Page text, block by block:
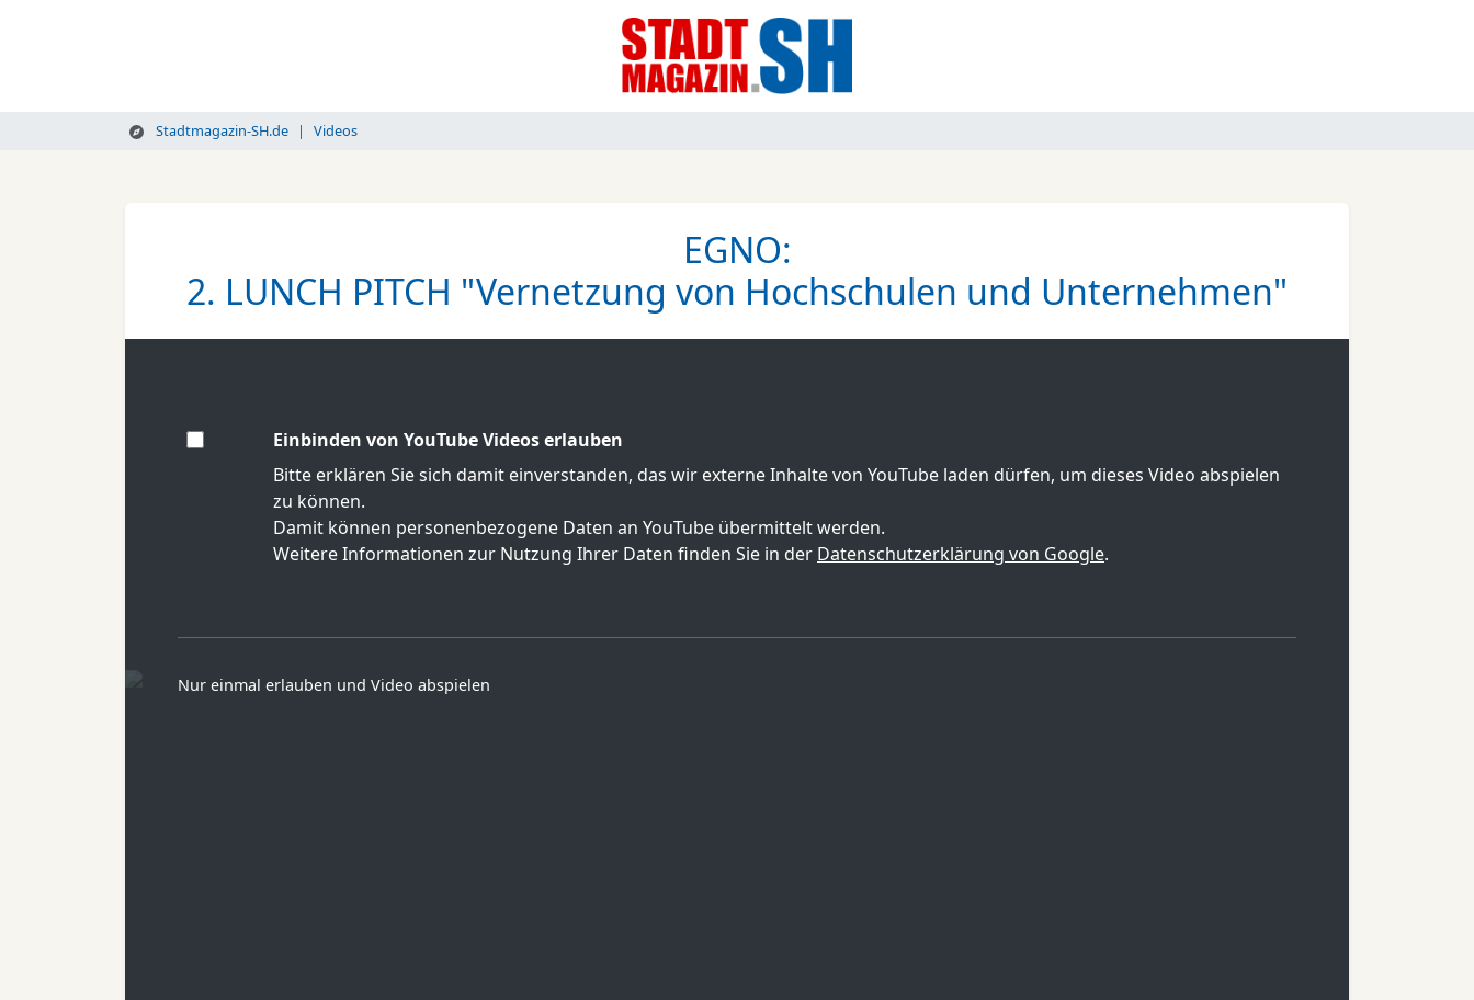
Stadtmagazin-SH.de Videos
EGNO:
2. LUNCH PITCH "Vernetzung von Hochschulen und Unternehmen"
Einbinden von YouTube Videos erlauben
Bitte erklären Sie sich damit einverstanden, das wir externe Inhalte von YouTube laden dürfen, um dieses Video abspielen
zu können.
Damit können personenbezogene Daten an YouTube übermittelt werden.
Weitere Informationen zur Nutzung Ihrer Daten finden Sie in der Datenschutzerklärung von Google.
Nur einmal erlauben und Video abspielen